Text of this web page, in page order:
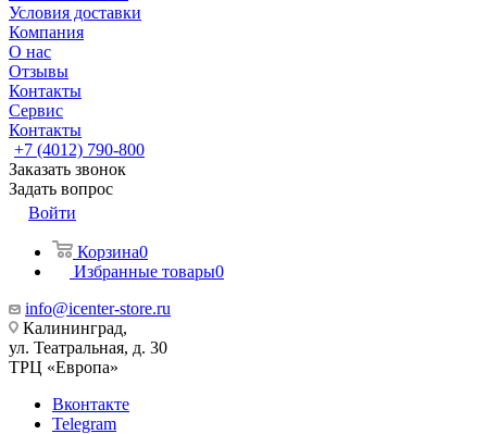
Условия доставки
Компания
О нас
Отзывы
Контакты
Сервис
Контакты
+7 (4012) 790-800
Заказать звонок
Задать вопрос
Войти
Корзина0
Избранные товары0
info@icenter-store.ru
Калининград,
ул. Театральная, д. 30
ТРЦ «Европа»
Вконтакте
Telegram